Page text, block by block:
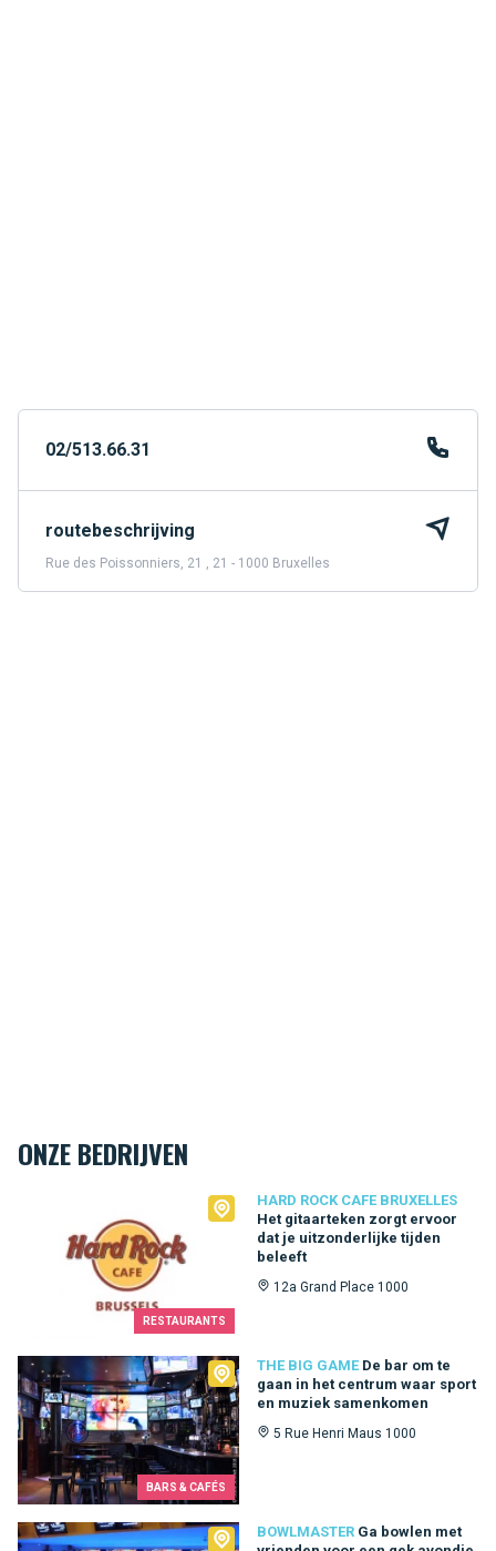
02/513.66.31
routebeschrijving
Rue des Poissonniers, 21 , 21 - 1000 Bruxelles
ONZE BEDRIJVEN
RESTAURANTS
HARD ROCK CAFE BRUXELLES
Het gitaarteken zorgt ervoor
dat je uitzonderlijke tijden
beleeft
12a Grand Place 1000
Hard Rock Cafe Bruxelles
BARS & CAFÉS
THE BIG GAME De bar om te
gaan in het centrum waar sport
en muziek samenkomen
5 Rue Henri Maus 1000
The Big Game
BOWLMASTER Ga bowlen met
Bowlmaster